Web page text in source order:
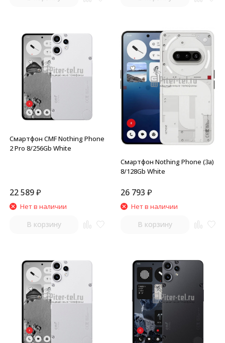
Смартфон CMF Nothing Phone
2 Pro 8/256Gb White
22 589₽
Нет в наличии
В корзину
Смартфон Nothing Phone (3a)
8/128Gb White
26 793 ₽
Нет в наличии
В корзину